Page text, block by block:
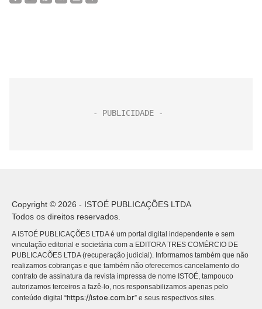
Copyright © 2026 - ISTOÉ PUBLICAÇÕES LTDA
Todos os direitos reservados.
A ISTOÉ PUBLICAÇÕES LTDA é um portal digital independente e sem
vinculação editorial e societária com a EDITORA TRES COMÉRCIO DE
PUBLICACÕES LTDA (recuperação judicial). Informamos também que não
realizamos cobranças e que também não oferecemos cancelamento do
contrato de assinatura da revista impressa de nome ISTOÉ, tampouco
autorizamos terceiros a fazê-lo, nos responsabilizamos apenas pelo
conteúdo digital “https://istoe.com.br” e seus respectivos sites.